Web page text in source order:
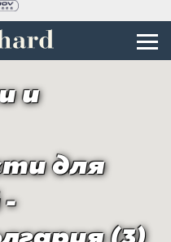
и
для
-